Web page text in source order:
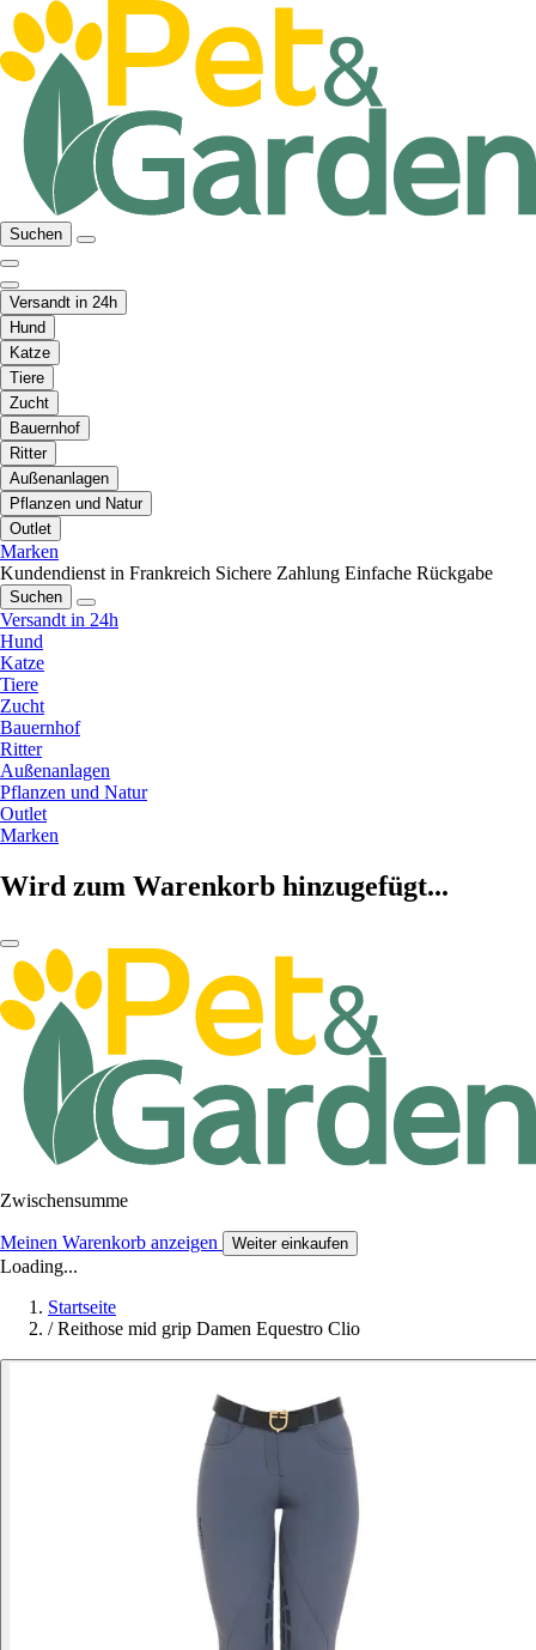
Suchen
Versandt in 24h
Hund
Katze
Tiere
Zucht
Bauernhof
Ritter
Außenanlagen
Pflanzen und Natur
Outlet
Marken
Kundendienst in Frankreich Sichere Zahlung Einfache Rückgabe
Suchen
Versandt in 24h
Hund
Katze
Tiere
Zucht
Bauernhof
Ritter
Außenanlagen
Pflanzen und Natur
Outlet
Marken
Wird zum Warenkorb hinzugefügt...
Zwischensumme
Meinen Warenkorb anzeigen Weiter einkaufen
Loading...
Startseite
/ Reithose mid grip Damen Equestro Clio